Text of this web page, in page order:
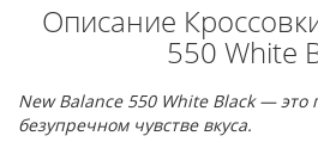
Описание
550 White
New Balance 550 White Black —
безупречном чувстве вкуса.